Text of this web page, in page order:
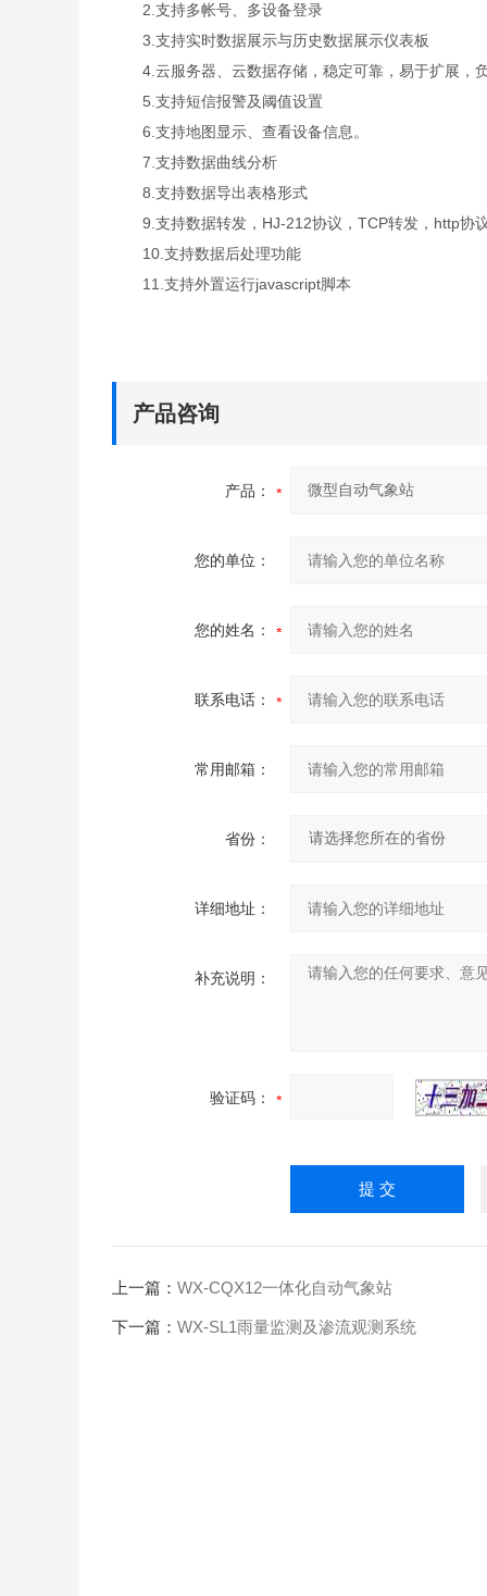
2.支持多帐号、多设备登录
3.支持实时数据展示与历史数据展示仪表板
4.云服务器、云数据存储，稳定可靠，易于扩展，
5.支持短信报警及阈值设置
6.支持地图显示、查看设备信息。
7.支持数据曲线分析
8.支持数据导出表格形式
9.支持数据转发，HJ-212协议，TCP转发，http协
10.支持数据后处理功能
11.支持外置运行javascript脚本
产品咨询
产品：
您的单位：
您的姓名：
联系电话：
常用邮箱：
省份：
详细地址：
补充说明：
验证码：
上一篇： WX-CQX12一体化自动气象站
下一篇： WX-SL1雨量监测及渗流观测系统